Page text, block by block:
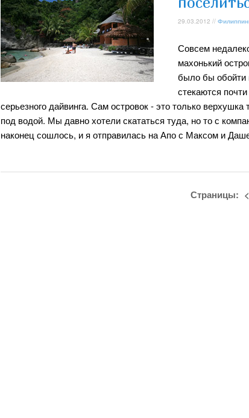
29.03.2012 //
Совсем
махонький
было бы обойти
стекаются
серьезного дайвинга. Сам островок - это только
под водой. Мы давно хотели скататься туда, но то с
наконец сошлось, и я отправилась на Апо с Максом и
Страницы: